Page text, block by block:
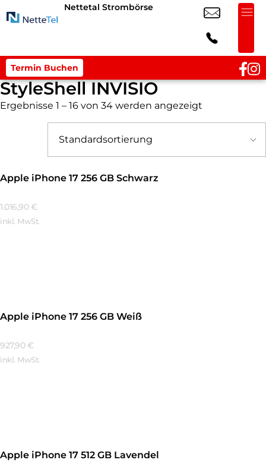
Nettetal Strombörse
Termin Buchen
StyleShell INVISIO
Ergebnisse 1 – 16 von 34 werden angezeigt
Apple iPhone 17 256 GB Schwarz
1.016,90 €
inkl. MwSt.
Apple iPhone 17 256 GB Weiß
927,90 €
inkl. MwSt.
Apple iPhone 17 512 GB Lavendel